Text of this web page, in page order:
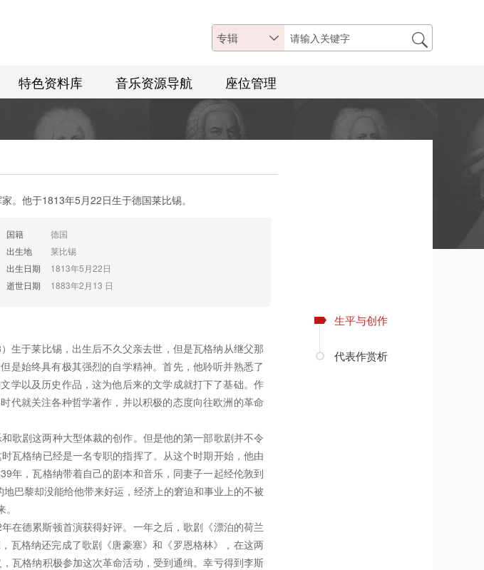
专辑
特色资料库 音乐资源导航 座位管理
生平与创作
代表作赏析
。他于1813年5月22日生于德国莱比锡。
国籍
德国
出生地
莱比锡
出生日期
1813年5月22日
逝世日期 1883年2月13 日
生于莱比锡，出生后不久父亲去世，但是瓦格纳从继父那
是始终具有极其强烈的自学精神。首先，他聆听并熟悉了
学以及历史作品，这为他后来的文学成就打下了基础。作
代就关注各种哲学著作，并以积极的态度向往欧洲的革命
歌剧这两种大型体裁的创作。但是他的第一部歌剧并不令
瓦格纳已经是一名专职的指挥了。从这个时期开始，他由
年，瓦格纳带着自己的剧本和音乐，同妻子一起经伦敦到
巴黎却没能给他带来好运，经济上的窘迫和事业上的不被
在德累斯顿首演获得好评。一年之后，歌剧《漂泊的荷兰
瓦格纳还完成了歌剧《唐豪塞》和《罗恩格林》，在这两
瓦格纳积极参加这次革命活动，受到通缉。幸亏得到李斯